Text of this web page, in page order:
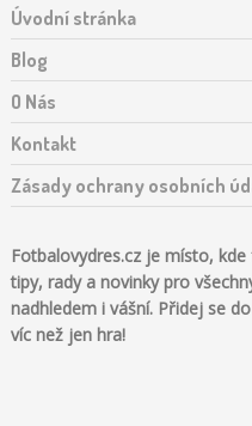
Úvodní stránka
Blog
O Nás
Kontakt
Zásady ochrany osobních
Fotbalovydres.cz je místo,
tipy, rady a novinky pro
nadhledem i vášní. Přidej se
víc než jen hra!